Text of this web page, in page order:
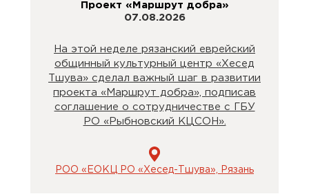
Проект «Маршрут добра»
07.08.2026
На этой неделе рязанский еврейский
общинный культурный центр «Хесед
Тшува» сделал важный шаг в развитии
проекта «Маршрут добра», подписав
соглашение о сотрудничестве с ГБУ
РО «Рыбновский КЦСОН».
РОО «ЕОКЦ РО «Хесед-Тшува», Рязань